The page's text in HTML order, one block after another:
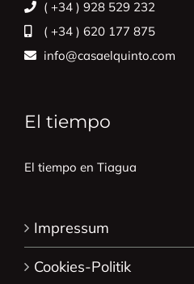
( +34 ) 928 529 232
( +34 ) 620 177 875
info@casaelquinto.com
El tiempo
El tiempo en Tiagua
Impressum
Cookies-Politik